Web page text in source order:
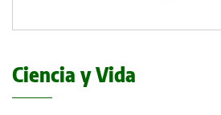
Ciencia y Vida